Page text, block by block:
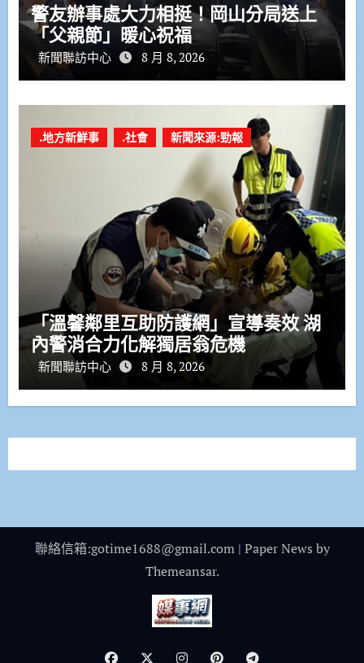
警友辦事處大力相挺！岡山分局送上
「父親節」暖心祝福
新聞聯訪中心 8 月 8, 2026
.地方新鮮事 .社會 新聞來源:勁報
「溫馨鄰里互助防護網」宣導奏效 湖
內警消合力化解獨居翁危機
新聞聯訪中心 8 月 8, 2026
聯絡信箱:gotime1688@gmail.com | Paper News by
Themeansar.